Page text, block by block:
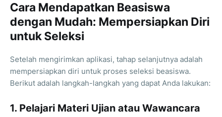
Cara Mendapatkan Beasiswa
dengan Mudah: Mempersiapkan Diri
untuk Seleksi
Setelah mengirimkan aplikasi, tahap selanjutnya adalah
mempersiapkan diri untuk proses seleksi beasiswa.
Berikut adalah langkah-langkah yang dapat Anda lakukan:
1. Pelajari Materi Ujian atau Wawancara